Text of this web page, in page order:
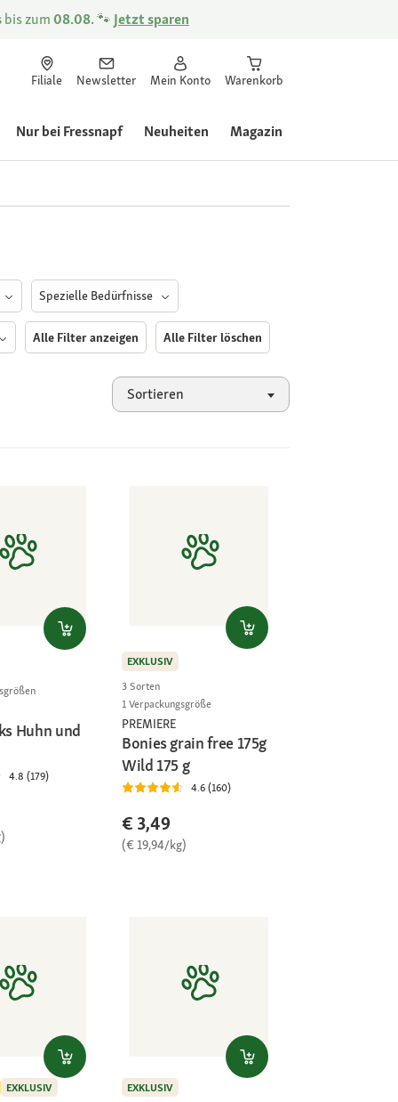
bis zum08.08.🐾 Jetzt sparen
Filiale Newsletter Mein Konto Warenkorb
Nur bei Fressnapf Neuheiten Magazin
Spezielle Bedürfnisse
Alle Filter anzeigen Alle Filter löschen
Sortieren
Huhn und
4.8 (179)
EXKLUSIV
3 Sorten
1 Verpackungsgröße
PREMIERE
Bonies grain free 175g
Wild 175 g
4.6 (160)
€ 3,49
(€ 19,94/kg)
EXKLUSIV
EXKLUSIV